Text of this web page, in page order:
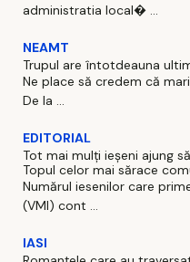
administratia local� ...
NEAMT
Trupul are întotdeauna
Ne place să credem că
De la ...
EDITORIAL
Tot mai mulți ieșeni ajung
Topul celor mai sărace
Numărul iesenilor care
(VMI) cont ...
IASI